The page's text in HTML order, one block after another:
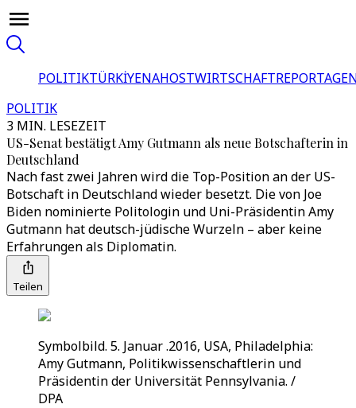
POLITIKTÜRKİYENAHOSTWIRTSCHAFT
POLITIK
3 MIN. LESEZEIT
US-Senat bestätigt Amy Gutmann als neue Botschafterin in
Deutschland
Nach fast zwei Jahren wird die Top-Position an der US-
Botschaft in Deutschland wieder besetzt. Die von Joe
Biden nominierte Politologin und Uni-Präsidentin Amy
Gutmann hat deutsch-jüdische Wurzeln – aber keine
Erfahrungen als Diplomatin.
Teilen
Symbolbild. 5. Januar .2016, USA, Philadelphia:
Amy Gutmann, Politikwissenschaftlerin und
Präsidentin der Universität Pennsylvania. /
DPA